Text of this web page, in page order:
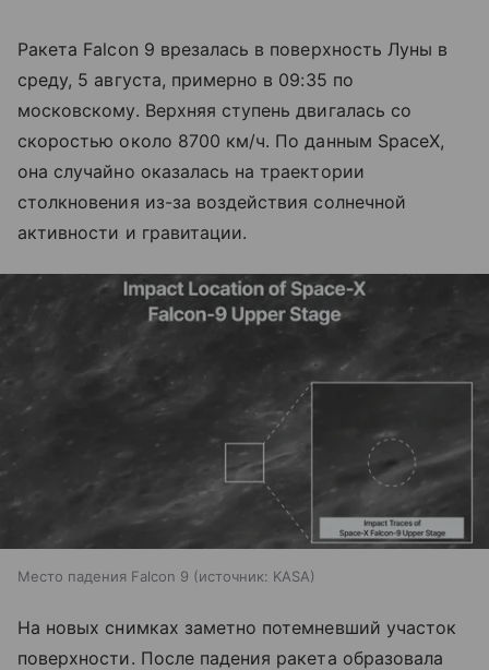
Ракета Falcon 9 врезалась в поверхность Луны в
среду, 5 августа, примерно в 09:35 по
московскому. Верхняя ступень двигалась со
скоростью около 8700 км/ч. По данным SpaceX,
она случайно оказалась на траектории
столкновения из-за воздействия солнечной
активности и гравитации.
Место падения Falcon 9 источник: KASA
На новых снимках заметно потемневший участок
поверхности. После падения ракета образовала